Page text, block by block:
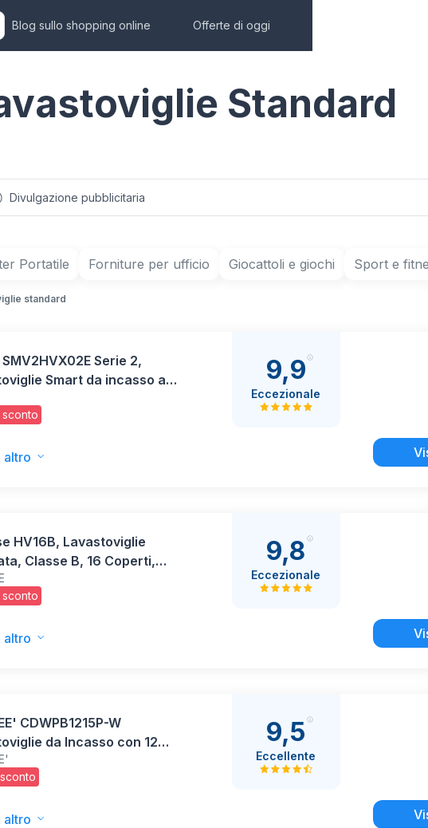
Blog sullo shopping online Offerte di oggi
Standard
Divulgazione pubblicitaria
Portatile Forniture per ufficio Giocattoli e giochi Sport e
standard
Serie 2,
Smart da incasso a
totale, Cestelli
Terzo cestello
a pavimento,
altro
9,9
Eccezionale
HV16B, Lavastoviglie
Classe B, 16 Coperti,
programmi, controllo
cleaning, Apertura
rimanente, 9,5L
altro
9,8
Eccezionale
CDWPB1215P-W
da Incasso con 12
8 Programmi, di
ritardato, Funzione di
Asciugatura Extra -
altro
9,5
Eccellente